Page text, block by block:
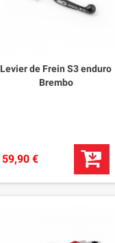
Levier de Frein S3 enduro
Brembo
59,90 €